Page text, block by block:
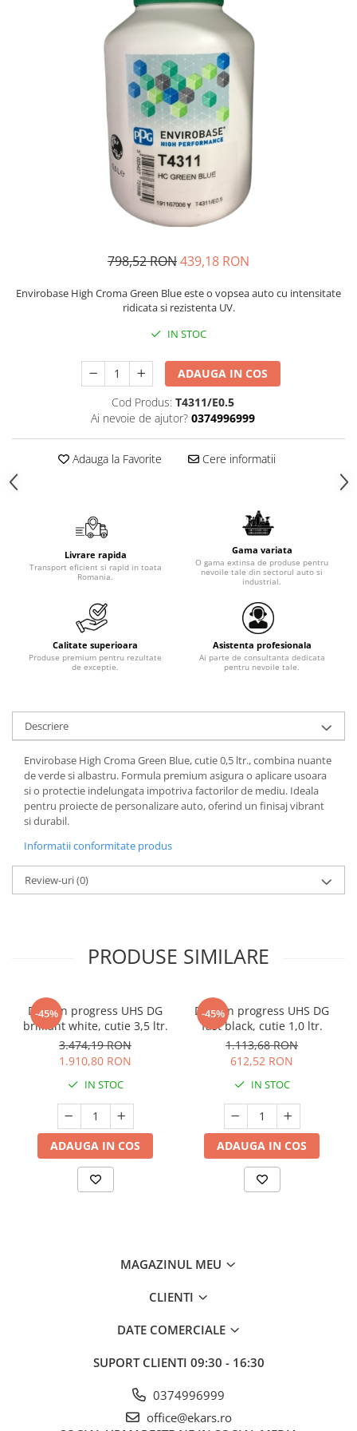
Sisteme si pahare PPS
Pahare de amestec
798,52 RON439,18 RON
Envirobase High Croma Green Blue este o vopsea auto cu intensitate
ridicata si rezistenta UV.
IN STOC
ADAUGA IN COS
Cod Produs: T4311/E0.5
Ai nevoie de ajutor? 0374996999
Adauga la Favorite Cere informatii
Livrare rapida
Transport eficient si rapid in toata
Romania.
Gama variata
O gama extinsa de produse pentru
nevoile tale din sectorul auto si
industrial.
Calitate superioara
Produse premium pentru rezultate
de exceptie.
Asistenta profesionala
Ai parte de consultanta dedicata
pentru nevoile tale.
Descriere
Envirobase High Croma Green Blue, cutie 0,5 ltr., combina nuante
de verde si albastru. Formula premium asigura o aplicare usoara
si o protectie indelungata impotriva factorilor de mediu. Ideala
pentru proiecte de personalizare auto, oferind un finisaj vibrant
si durabil.
Informatii conformitate produs
Review-uri(0)
PRODUSE SIMILARE
-45%
Deltron progress UHS DG
brilliant white, cutie 3,5 ltr.
3.474,19 RON
1.910,80 RON
IN STOC
ADAUGA IN COS
-45%
Deltron progress UHS DG
fast black, cutie 1,0 ltr.
1.113,68 RON
612,52 RON
IN STOC
ADAUGA IN COS
MAGAZINUL MEU
CLIENTI
DATE COMERCIALE
SUPORT CLIENTI 09:30 - 16:30
0374996999
office@ekars.ro